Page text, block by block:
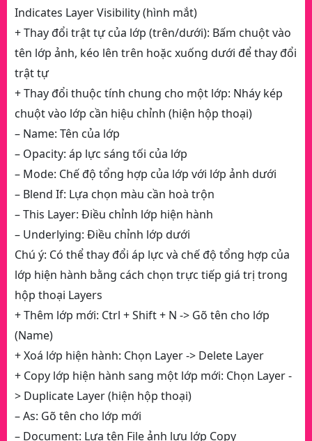
Indicates Layer Visibility (hình mắt)
+ Thay đổi trật tự của lớp (trên/dưới): Bấm chuột vào
tên lớp ảnh, kéo lên trên hoặc xuống dưới để thay đổi
trật tự
+ Thay đổi thuộc tính chung cho một lớp: Nháy kép
chuột vào lớp cần hiệu chỉnh (hiện hộp thoại)
– Name: Tên của lớp
– Opacity: áp lực sáng tối của lớp
– Mode: Chế độ tổng hợp của lớp với lớp ảnh dưới
– Blend If: Lựa chọn màu cần hoà trộn
– This Layer: Điều chỉnh lớp hiện hành
– Underlying: Điều chỉnh lớp dưới
Chú ý: Có thể thay đổi áp lực và chế độ tổng hợp của
lớp hiện hành bằng cách chọn trực tiếp giá trị trong
hộp thoại Layers
+ Thêm lớp mới: Ctrl + Shift + N -> Gõ tên cho lớp
(Name)
+ Xoá lớp hiện hành: Chọn Layer -> Delete Layer
+ Copy lớp hiện hành sang một lớp mới: Chọn Layer -
> Duplicate Layer (hiện hộp thoại)
– As: Gõ tên cho lớp mới
– Document: Lựa tên File ảnh lưu lớp Copy